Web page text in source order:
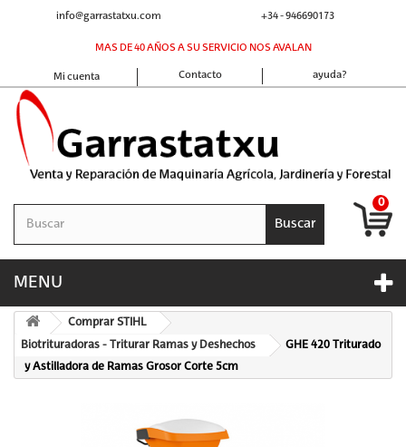
+34 - 946690173
info@garrastatxu.com
MAS DE 40 AÑOS A SU SERVICIO NOS AVALAN
ayuda?
Contacto
Mi cuenta
Buscar
0
MENU
Comprar STIHL
Biotrituradoras - Triturar Ramas y Deshechos
GHE 420 Triturado
y Astilladora de Ramas Grosor Corte 5cm